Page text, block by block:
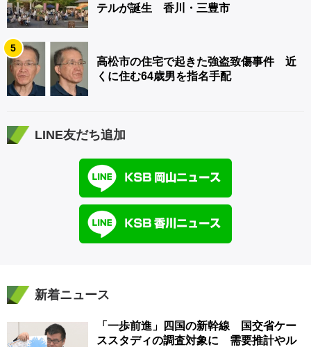
テルが誕生 香川・三豊市
5
高松市の住宅で起きた強盗致傷事件 近
くに住む64歳男を指名手配
LINE友だち追加
新着ニュース
「一歩前進」四国の新幹線 国交省ケー
ススタディの調査対象に 需要推計やル